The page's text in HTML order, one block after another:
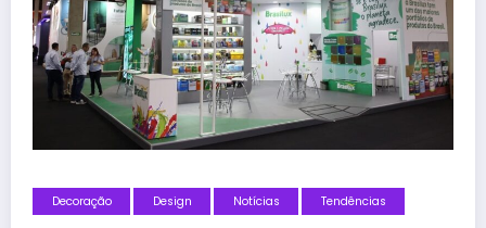
Decoração Design Notícias Tendências